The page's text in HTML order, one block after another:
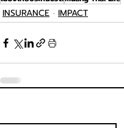
INSURANCE IMPACT